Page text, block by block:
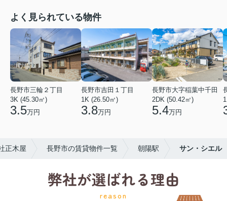
よく見られている物件
長野市三輪２丁目
3K (45.30㎡)
3.5万円
長野市吉田１丁目
1K (26.50㎡)
3.8万円
長野市大字稲葉中千田
2DK (50.42㎡)
5.4万円
正木屋 長野市の賃貸物件一覧 朝陽駅 サン・シエル
弊社が選ばれる理由
reason